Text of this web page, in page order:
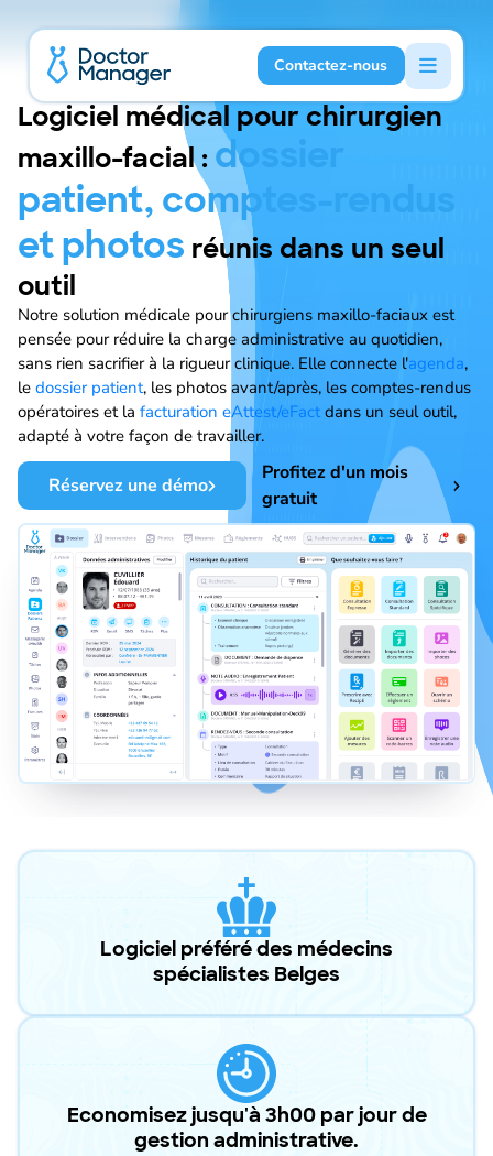
Contactez-nous
Logiciel médical pour chirurgien
maxillo-facial : dossier
patient, comptes-rendus
et photos réunis dans un seul
outil
Notre solution médicale pour chirurgiens maxillo-faciaux est
pensée pour réduire la charge administrative au quotidien,
sans rien sacrifier à la rigueur clinique. Elle connecte l'agenda,
le dossier patient, les photos avant/après, les comptes-rendus
opératoires et la facturation eAttest/eFact dans un seul outil,
adapté à votre façon de travailler.
Réservez une démo
Profitez d'un mois
gratuit
Logiciel préféré des médecins
spécialistes Belges
Economisez jusqu'à 3h00 par jour de
gestion administrative.